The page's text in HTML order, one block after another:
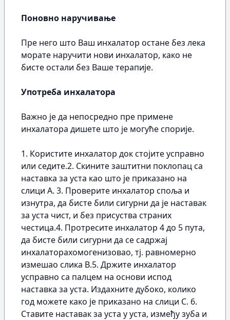
Поновно наручивање
Пре него што Ваш инхалатор остане без лека
морате наручити нови инхалатор, како не
бисте остали без Ваше терапије.
Употреба инхалатора
Важно је да непосредно пре примене
инхалатора дишете што је могуће спорије.
1. Користите инхалатор док стојите усправно
или седите.2. Скините заштитни поклопац са
наставка за уста као што је приказано на
слици А. 3. Проверите инхалатор споља и
изнутра, да бисте били сигурни да је наставак
за уста чист, и без присуства страних
честица.4. Протресите инхалатор 4 до 5 пута,
да бисте били сигурни да се садржај
инхалаторахомогенизовао, тј. равномерно
измешао слика B.5. Држите инхалатор
усправно са палцем на основи испод
наставка за уста. Издахните дубоко, колико
год можете како је приказано на слици C. 6.
Ставите наставак за уста у уста, између зуба и